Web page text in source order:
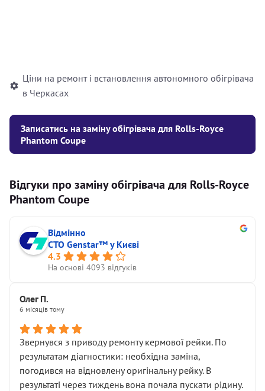
Ціни на ремонт і встановлення автономного обігрівача
в Черкасах
Записатись на заміну обігрівача для Rolls-Royce
Phantom Coupe
Відгуки про заміну обігрівача для Rolls-Royce
Phantom Coupe
Відмінно
СТО Genstar™ у Києві
4.3
На основі 4093 відгуків
Олег П.
6 місяців тому
Звернувся з приводу ремонту кермової рейки. По
результатам діагностики: необхідна заміна,
погодився на відновлену оригінальну рейку. В
результаті через тиждень вона почала пускати рідину.